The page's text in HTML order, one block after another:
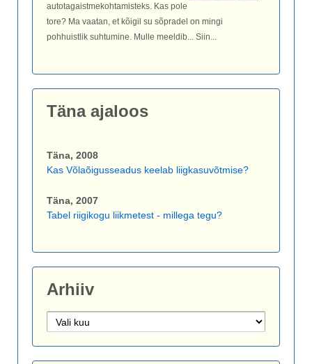
autotagaistmekohtamisteks. Kas pole
tore? Ma vaatan, et kõigil su sõpradel on mingi
pohhuistlik suhtumine. Mulle meeldib... Siin...
Täna ajaloos
Täna, 2008
Kas Võlaõigusseadus keelab liigkasuvõtmise?
Täna, 2007
Tabel riigikogu liikmetest - millega tegu?
Arhiiv
Arhiiv